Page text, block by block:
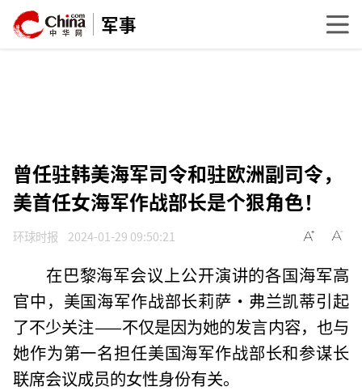
军事
曾任驻韩美海军司令和驻欧洲副司令，
美首任女海军作战部长是个狠角色！
环球时报 2024-01-29 09:50:21
在巴黎海军会议上公开演讲的各国海军高
官中，美国海军作战部长莉萨·弗兰凯蒂引起
了不少关注——不仅是因为她的发言内容，也与
她作为第一名担任美国海军作战部长和参谋长
联席会议成员的女性身份有关。